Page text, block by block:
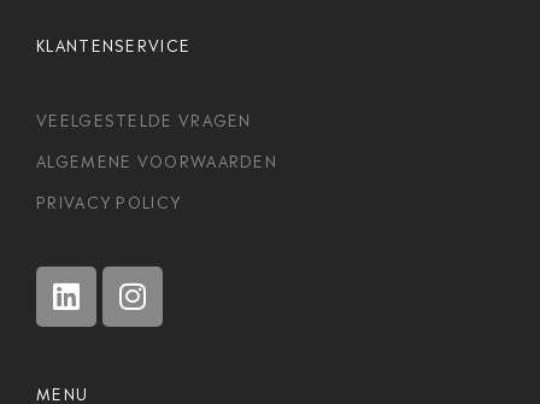
KLANTENSERVICE
VEELGESTELDE VRAGEN
ALGEMENE VOORWAARDEN
PRIVACY POLICY
MENU